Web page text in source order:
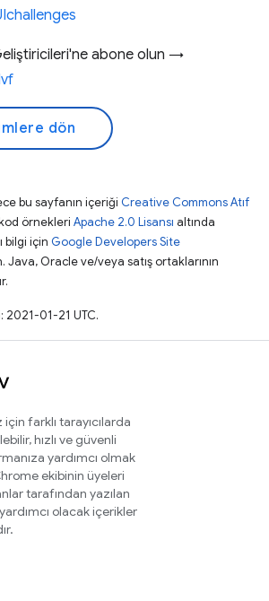
abone olun →
dön
bu sayfanın içeriği Creative Commons Atıf
örnekleri Apache 2.0 Lisansı altında
bilgi için Google Developers Site
Java, Oracle ve/veya satış ortaklarının
01-21 UTC.
için farklı tarayıcılarda
hızlı ve güvenli
yardımcı olmak
ekibinin üyeleri
tarafından yazılan
olacak içerikler